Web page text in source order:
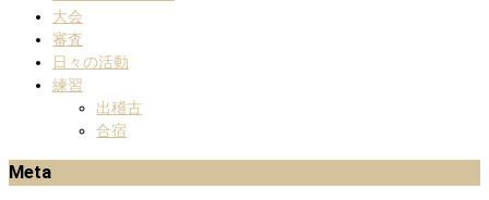
大会
審査
日々の活動
練習
出稽古
合宿
Meta